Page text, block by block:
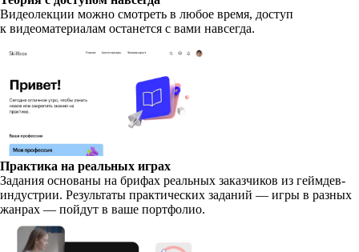
Видеолекции можно смотреть в любое время, доступ
к видеоматериалам останется с вами навсегда.
Практика на реальных играх
Задания основаны на брифах реальных заказчиков из геймдев-
индустрии. Результаты практических заданий — игры в разных
жанрах — пойдут в ваше портфолио.